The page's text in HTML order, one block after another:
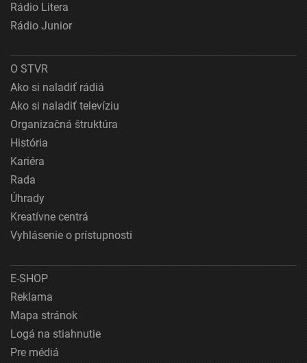
Rádio Litera
Rádio Junior
O STVR
Ako si naladiť rádiá
Ako si naladiť televíziu
Organizačná štruktúra
História
Kariéra
Rada
Úhrady
Kreatívne centrá
Vyhlásenie o prístupnosti
E-SHOP
Reklama
Mapa stránok
Logá na stiahnutie
Pre médiá